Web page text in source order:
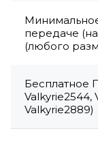
передаче
(любого
Бесплатное
Valkyrie2544,
Valkyrie2889)